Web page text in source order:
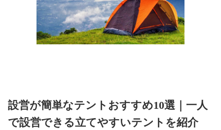
設営が簡単なテントおすすめ10選｜一人
で設営できる立てやすいテントを紹介